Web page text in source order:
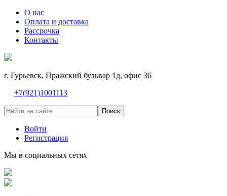
О нас
Оплата и доставка
Рассрочка
Контакты
г. Гурьевск, Пражский бульвар 1д, офис 36
+7(921)1001113
Поиск
Войти
Регистрация
Мы в социальных сетях